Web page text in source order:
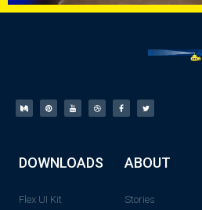
ABOUT
Stories
DOWNLOADS
Flex UI Kit